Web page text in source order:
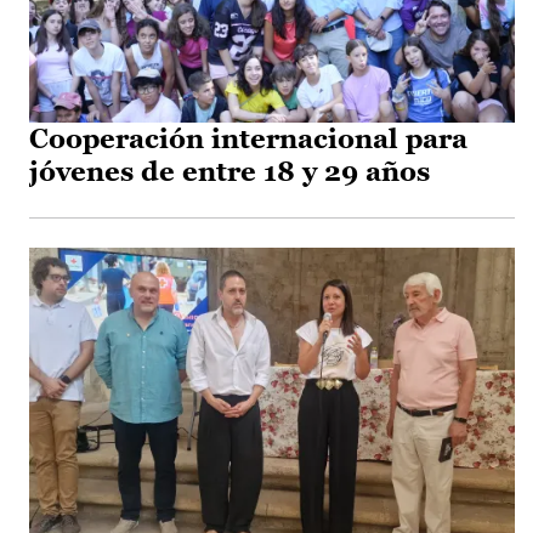
Cooperación internacional para
jóvenes de entre 18 y 29 años